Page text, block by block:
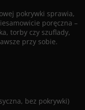
pokrywki sprawia,
poręczna –
torby czy szuflady,
przy sobie.
bez pokrywki)